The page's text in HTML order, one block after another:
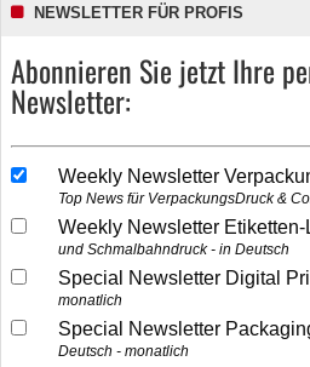
NEWSLETTER FÜR PROFIS
Abonnieren Sie jetzt Ihre
Newsletter:
Weekly Newsletter
Top News für VerpackungsDruck &
Weekly Newsletter
und Schmalbahndruck - in Deutsch
Special Newsletter Digital
monatlich
Special Newsletter
Deutsch - monatlich